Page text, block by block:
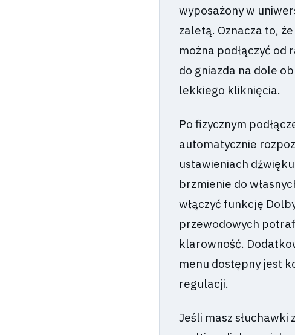
wyposażony w
zaletą. Oznacza to,
można podłączyć od
do gniazda na dole
lekkiego kliknięcia.
Po fizycznym
automatycznie
ustawieniach
brzmienie do
włączyć funkcję
przewodowych
klarowność.
menu dostępny jest
regulacji.
Jeśli masz